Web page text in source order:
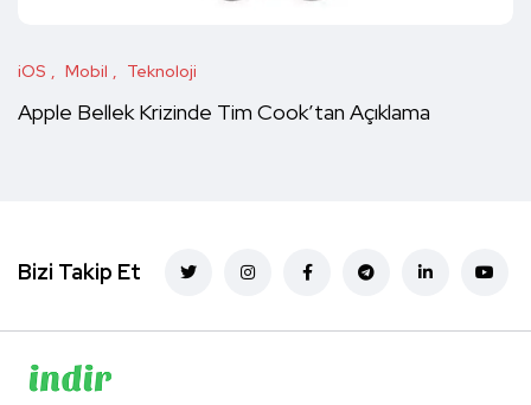
iOS Mobil Teknoloji
Apple Bellek Krizinde Tim Cook’tan Açıklama
Bizi Takip Et